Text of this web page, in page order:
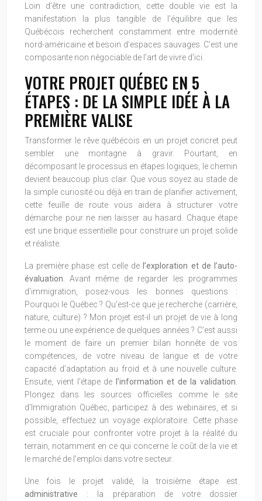
Loin d’être une contradiction, cette double vie est la
manifestation la plus tangible de l’équilibre que les
Québécois recherchent constamment entre modernité
nord-américaine et besoin d’espaces sauvages. C’est une
composante non négociable de l’art de vivre d’ici.
VOTRE PROJET QUÉBEC EN 5
ÉTAPES : DE LA SIMPLE IDÉE À LA
PREMIÈRE VALISE
Transformer le rêve québécois en un projet concret peut
sembler une montagne à gravir. Pourtant, en
décomposant le processus en étapes logiques, le chemin
devient beaucoup plus clair. Que vous soyez au stade de
la simple curiosité ou déjà en train de planifier activement,
cette feuille de route vous aidera à structurer votre
démarche pour ne rien laisser au hasard. Chaque étape
est une brique essentielle pour construire un projet solide
et réaliste.
La première phase est celle del’exploration et de l’auto-
évaluation . Avant même de regarder les programmes
d’immigration, posez-vous les bonnes questions :
Pourquoi le Québec ? Qu’est-ce que je recherche (carrière,
nature, culture) ? Mon projet est-il un projet de vie à long
terme ou une expérience de quelques années ? C’est aussi
le moment de faire un premier bilan honnête de vos
compétences, de votre niveau de langue et de votre
capacité d’adaptation au froid et à une nouvelle culture.
Ensuite, vient l’étape de l’information et de la validation
Plongez dans les sources officielles comme le site
d’Immigration Québec, participez à des webinaires, et si
possible, effectuez un voyage exploratoire. Cette phase
est cruciale pour confronter votre projet à la réalité du
terrain, notamment en ce qui concerne le coût de la vie et
le marché de l’emploi dans votre secteur.
Une fois le projet validé, la troisième étape est
administrative : la préparation de votre dossier